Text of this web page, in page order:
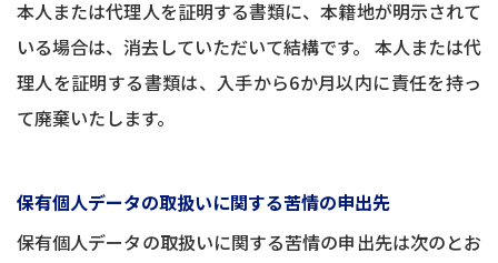
本人または代理人を証明する書類に、本籍地が明示されて
いる場合は、消去していただいて結構です。 本人または代
理人を証明する書類は、入手から6か月以内に責任を持っ
て廃棄いたします。
保有個人データの取扱いに関する苦情の申出先
保有個人データの取扱いに関する苦情の申出先は次のとお